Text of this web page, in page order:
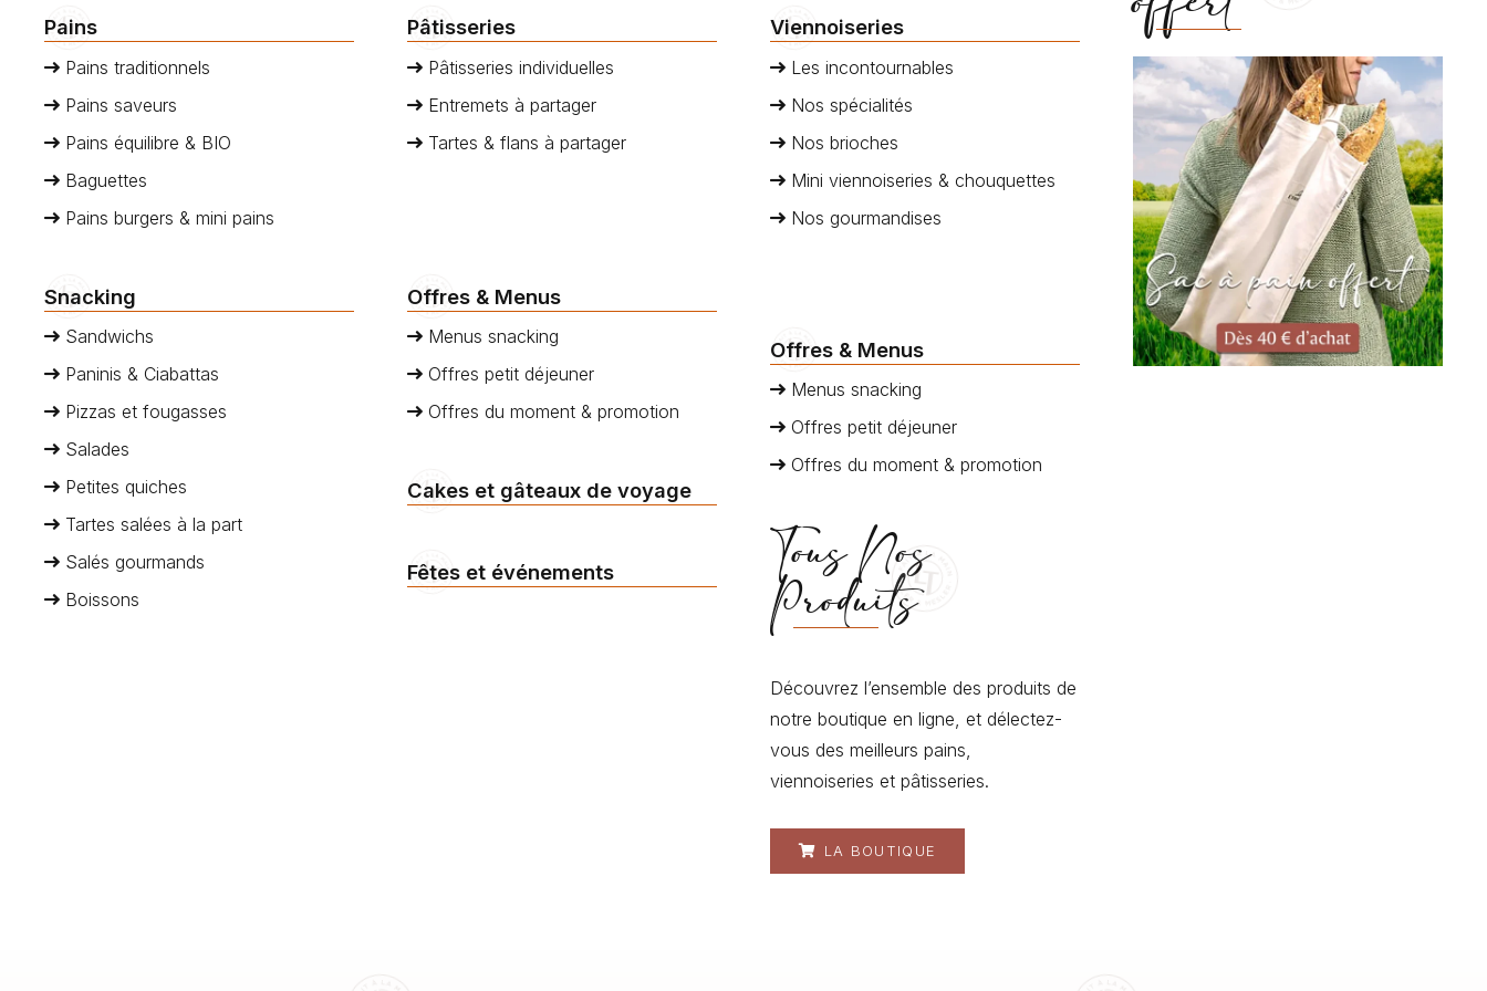
Pains
Pains traditionnels
Pains saveurs
Pains équilibre & BIO
Baguettes
Pains burgers & mini pains
Pâtisseries
Pâtisseries individuelles
Entremets à partager
Tartes & flans à partager
Viennoiseries
Les incontournables
Nos spécialités
Nos brioches
Mini viennoiseries & chouquettes
Nos gourmandises
Snacking
Sandwichs
Paninis & Ciabattas
Pizzas et fougasses
Salades
Petites quiches
Tartes salées à la part
Salés gourmands
Boissons
Offres & Menus
Menus snacking
Offres petit déjeuner
Offres du moment & promotion
Cakes et gâteaux de voyage
Fêtes et événements
Offres & Menus
Menus snacking
Offres petit déjeuner
Offres du moment & promotion
Tous Nos
Produits
Découvrez l’ensemble des produits de
notre boutique en ligne, et délectez-
vous des meilleurs pains,
viennoiseries et pâtisseries.
LA BOUTIQUE